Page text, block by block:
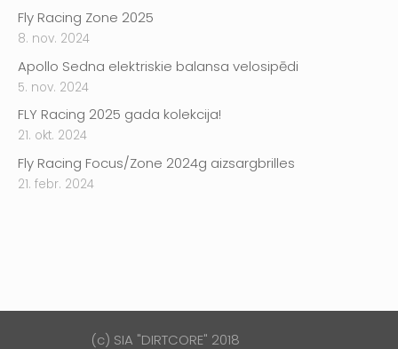
Fly Racing Zone 2025
8. nov. 2024
Apollo Sedna elektriskie balansa velosipēdi
5. nov. 2024
FLY Racing 2025 gada kolekcija!
21. okt. 2024
Fly Racing Focus/Zone 2024g aizsargbrilles
21. febr. 2024
(c) SIA "DIRTCORE" 2018